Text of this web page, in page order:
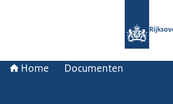
Home Documenten